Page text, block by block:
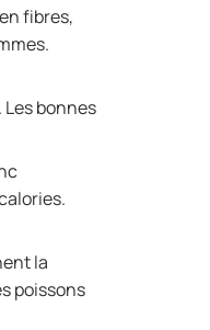
fibres,
bonnes
la
poissons